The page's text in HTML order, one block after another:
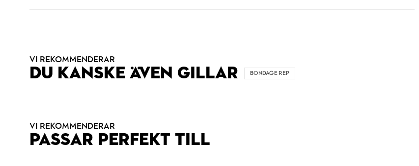
VI REKOMMENDERAR
DU KANSKE ÄVEN GILLAR BONDAGE REP
VI REKOMMENDERAR
PASSAR PERFEKT TILL